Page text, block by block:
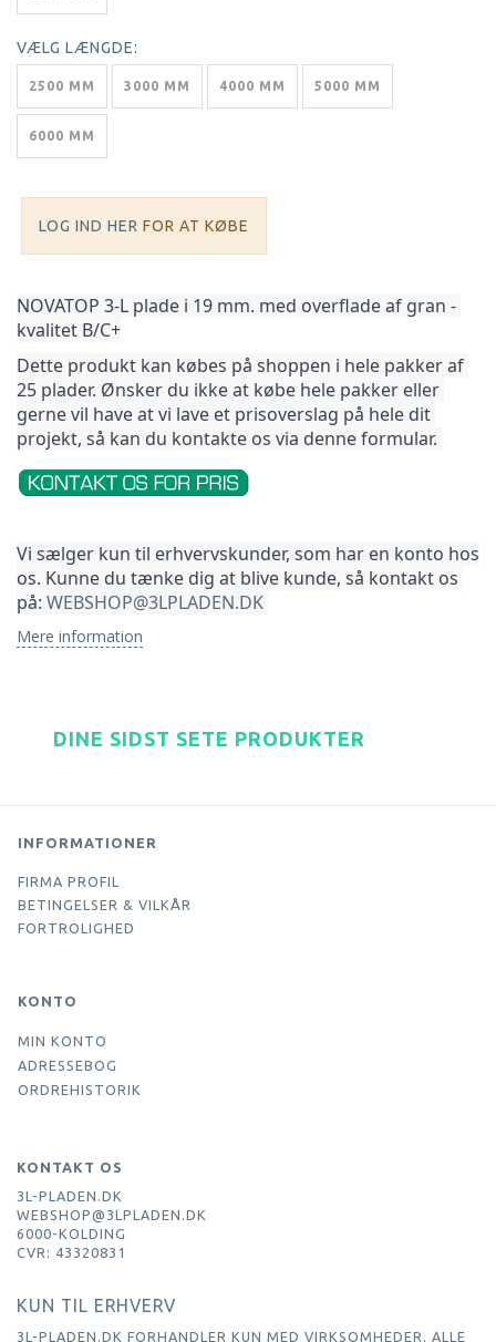
VÆLG LÆNGDE:
2500 MM 3000 MM 4000 MM 5000 MM
6000 MM
LOG IND HER FOR AT KØBE
NOVATOP 3-L plade i 19 mm. med overflade af gran -
kvalitet B/C+
Dette produkt kan købes på shoppen i hele pakker af
25 plader. Ønsker du ikke at købe hele pakker eller
gerne vil have at vi lave et prisoverslag på hele dit
projekt, så kan du kontakte os via denne formular.
Vi sælger kun til erhvervskunder, som har en konto hos
os. Kunne du tænke dig at blive kunde, så kontakt os
på: WEBSHOP@3LPLADEN.DK
Mere information
DINE SIDST SETE PRODUKTER
INFORMATIONER
FIRMA PROFIL
BETINGELSER & VILKÅR
FORTROLIGHED
KONTO
MIN KONTO
ADRESSEBOG
ORDREHISTORIK
KONTAKT OS
3L-PLADEN.DK
WEBSHOP@3LPLADEN.DK
6000-KOLDING
CVR: 43320831
KUN TIL ERHVERV
3L-PLADEN.DK FORHANDLER KUN MED VIRKSOMHEDER. ALLE